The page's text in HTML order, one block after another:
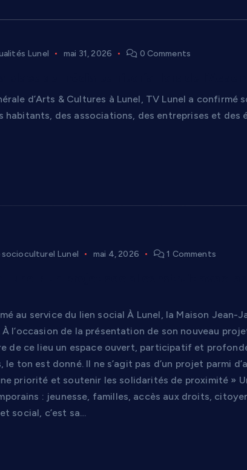
Lunel mai 31, 2026 0 Comments
d’Arts & Cultures à Lunel, TV Lunel a
habitants, des associations, des entreprises et des
Lunel mai 4, 2026 1 Comments
au service du lien social À Lunel, la Maison Jean-
l’occasion de la présentation de son nouveau
de ce lieu un espace ouvert, participatif et
le ton est donné. Il ne s’agit pas d’un projet parmi
priorité et soutenir les solidarités de proximité »
: jeunesse, familles, accès aux droits,
social, c’est sa…